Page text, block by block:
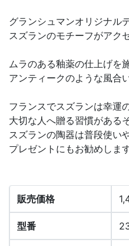
グランシュマンオリジナル
スズランのモチーフがアク
ムラのある釉薬の仕上げを
アンティークのような風合
フランスでスズランは幸運
大切な人へ贈る習慣がある
スズランの陶器は普段使い
プレゼントにもお勧めします
販売価格
型番